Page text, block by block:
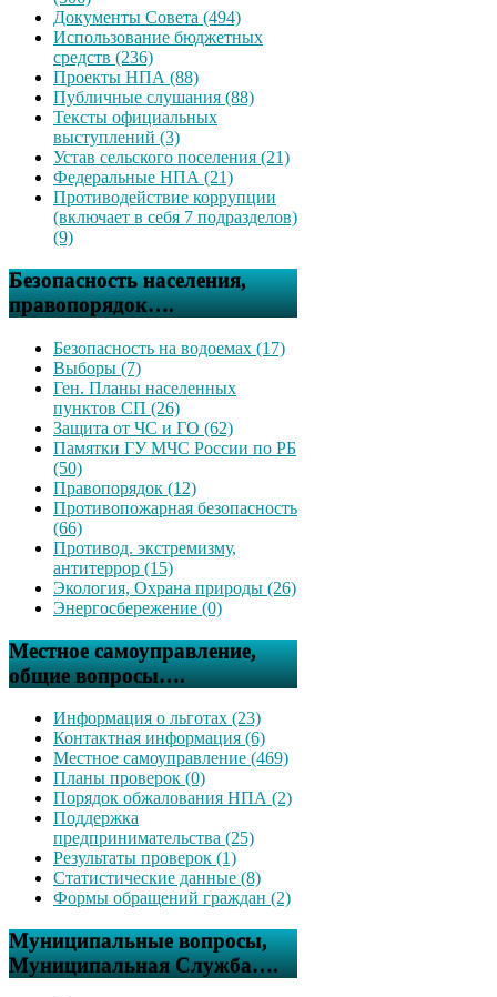
Документы Совета (494)
Использование бюджетных
средств (236)
Проекты НПА (88)
Публичные слушания (88)
Тексты официальных
выступлений (3)
Устав сельского поселения (21)
Федеральные НПА (21)
Противодействие коррупции
(включает в себя 7 подразделов)
(9)
Безопасность населения,
правопорядок….
Безопасность на водоемах (17)
Выборы (7)
Ген. Планы населенных
пунктов СП (26)
Защита от ЧС и ГО (62)
Памятки ГУ МЧС России по РБ
(50)
Правопорядок (12)
Противопожарная безопасность
(66)
Противод. экстремизму,
антитеррор (15)
Экология, Охрана природы (26)
Энергосбережение (0)
Местное самоуправление,
общие вопросы….
Информация о льготах (23)
Контактная информация (6)
Местное самоуправление (469)
Планы проверок (0)
Порядок обжалования НПА (2)
Поддержка
предпринимательства (25)
Результаты проверок (1)
Статистические данные (8)
Формы обращений граждан (2)
Муниципальные вопросы,
Муниципальная Служба….